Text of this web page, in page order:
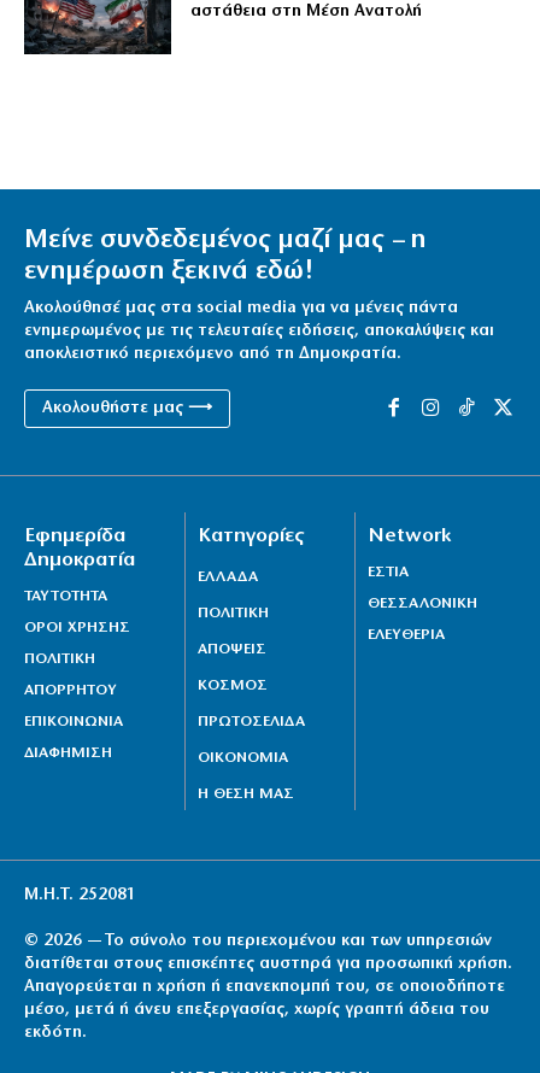
αστάθεια στη Μέση Ανατολή
Μείνε συνδεδεμένος μαζί μας – η
ενημέρωση ξεκινά εδώ!
Ακολούθησέ μας στα social media για να μένεις πάντα
ενημερωμένος με τις τελευταίες ειδήσεις, αποκαλύψεις και
αποκλειστικό περιεχόμενο από τη Δημοκρατία.
Ακολουθήστε μας ⟶
Εφημερίδα
Δημοκρατία
ΤΑΥΤΟΤΗΤΑ
ΟΡΟΙ ΧΡΗΣΗΣ
ΠΟΛΙΤΙΚΗ
ΑΠΟΡΡΗΤΟΥ
ΕΠΙΚΟΙΝΩΝΙΑ
ΔΙΑΦΗΜΙΣΗ
Κατηγορίες
ΕΛΛΑΔΑ
ΠΟΛΙΤΙΚΗ
ΑΠΟΨΕΙΣ
ΚΟΣΜΟΣ
ΠΡΩΤΟΣΕΛΙΔΑ
ΟΙΚΟΝΟΜΙΑ
Η ΘΕΣΗ ΜΑΣ
Network
ΕΣΤΙΑ
ΘΕΣΣΑΛΟΝΙΚΗ
ΕΛΕΥΘΕΡΙΑ
Μ.Η.Τ. 252081
© 2026 — Το σύνολο του περιεχομένου και των υπηρεσιών
διατίθεται στους επισκέπτες αυστηρά για προσωπική χρήση.
Απαγορεύεται η χρήση ή επανεκπομπή του, σε οποιοδήποτε
μέσο, μετά ή άνευ επεξεργασίας, χωρίς γραπτή άδεια του
εκδότη.